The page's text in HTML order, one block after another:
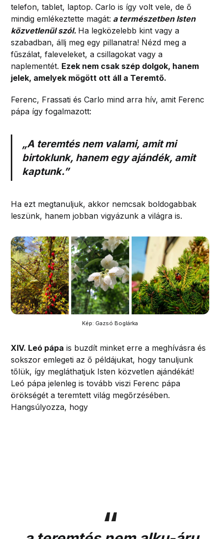
telefon, tablet, laptop. Carlo is így volt vele, de ő
mindig emlékeztette magát: a természetben Isten
közvetlenül szól. Ha legközelebb kint vagy a
szabadban, állj meg egy pillanatra! Nézd meg a
fűszálat, faleveleket, a csillagokat vagy a
naplementét. Ezek nem csak szép dolgok, hanem
jelek, amelyek mögött ott áll a Teremtő.
Ferenc, Frassati és Carlo mind arra hív, amit Ferenc
pápa így fogalmazott:
„A teremtés nem valami, amit mi
birtoklunk, hanem egy ajándék, amit
kaptunk.”
Ha ezt megtanuljuk, akkor nemcsak boldogabbak
leszünk, hanem jobban vigyázunk a világra is.
Kép: Gazsó Boglárka
XIV. Leó pápa is buzdít minket erre a meghívásra és
sokszor emlegeti az ő példájukat, hogy tanuljunk
tőlük, így megláthatjuk Isten közvetlen ajándékát!
Leó pápa jelenleg is tovább viszi Ferenc pápa
örökségét a teremtett világ megőrzésében.
Hangsúlyozza, hogy